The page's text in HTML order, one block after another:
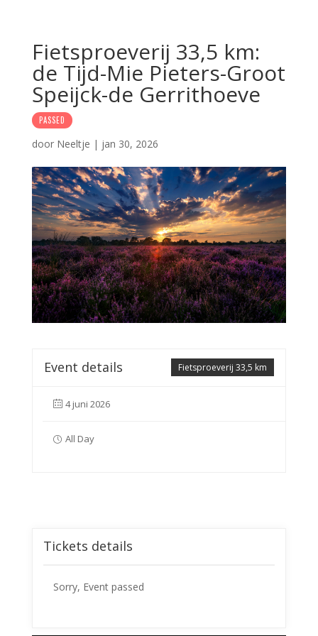
Fietsproeverij 33,5 km:
de Tijd-Mie Pieters-Groot
Speijck-de Gerrithoeve
PASSED
door Neeltje | jan 30, 2026
Fietsproeverij 33,5 km
Event details
4 juni 2026
All Day
Tickets details
Sorry, Event passed